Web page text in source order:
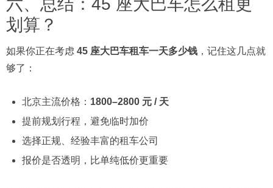
六、总结：45 座大巴车怎么租更
划算？
如果你正在考虑 45 座大巴车租车一天多少钱 ，记住这几点就
够了：
北京主流价格： 1800–2800 元 / 天
提前规划行程，避免临时加价
选择正规、经验丰富的租车公司
报价是否透明，比单纯低价更重要